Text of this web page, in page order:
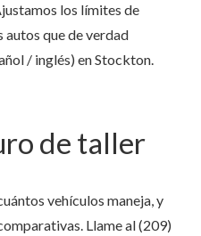
los límites de
autos que de verdad
/ inglés) en Stockton.
de taller
vehículos maneja, y
Llame al(209)